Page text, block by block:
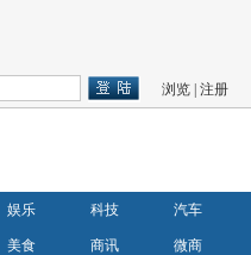
浏览 |注册
娱乐 科技 汽车
美食 商讯 微商